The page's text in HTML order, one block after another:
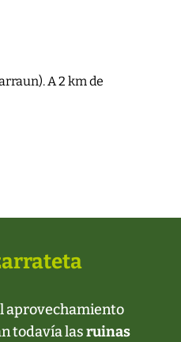
A 2 km de
aprovechamiento
todavía lasruinas